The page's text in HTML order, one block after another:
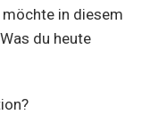
in diesem
du heute